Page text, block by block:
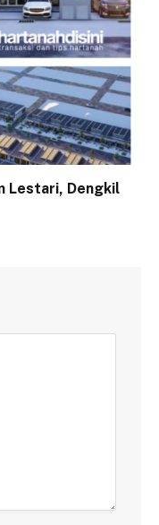
Lestari, Dengkil